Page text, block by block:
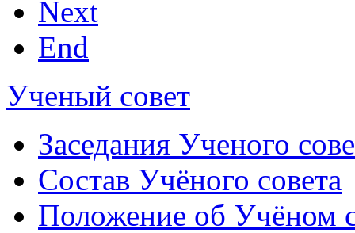
Next
End
Ученый совет
Заседания Ученого
Состав Учёного совета
Положение об Учёном